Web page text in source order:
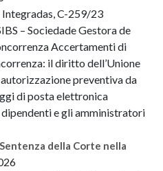
C-259/23
– Sociedade Gestora de
Accertamenti di
il diritto dell’Unione
preventiva da
di posta elettronica
e gli amministratori
della Corte nella